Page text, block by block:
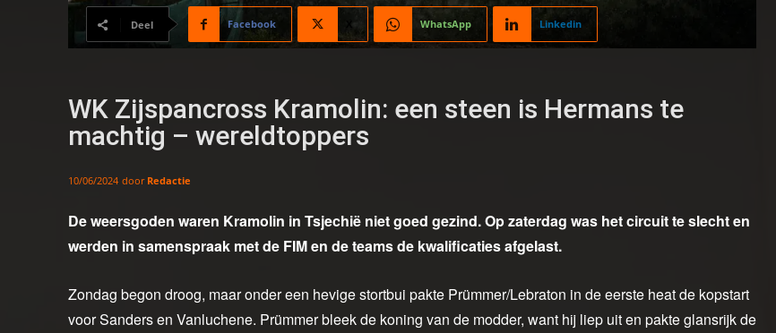
Deel Facebook WhatsApp Linkedin
WK Zijspancross Kramolin: een steen is Hermans te
machtig – wereldtoppers
10/06/2024 door Redactie
De weersgoden waren Kramolin in Tsjechië niet goed gezind. Op zaterdag was het circuit te slecht en
werden in samenspraak met de FIM en de teams de kwalificaties afgelast.
Zondag begon droog, maar onder een hevige stortbui pakte Prümmer/Lebraton in de eerste heat de kopstart
voor Sanders en Vanluchene. Prümmer bleek de koning van de modder, want hij liep uit en pakte glansrijk de